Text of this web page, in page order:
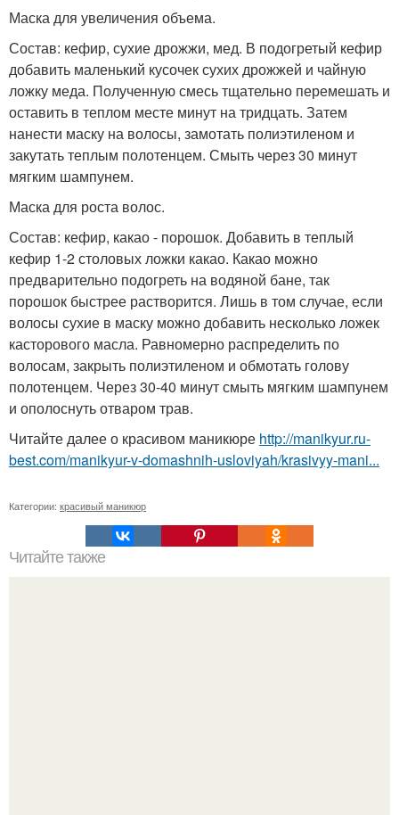
Маска для увеличения объема.
Состав: кефир, сухие дрожжи, мед. В подогретый кефир
добавить маленький кусочек сухих дрожжей и чайную
ложку меда. Полученную смесь тщательно перемешать и
оставить в теплом месте минут на тридцать. Затем
нанести маску на волосы, замотать полиэтиленом и
закутать теплым полотенцем. Смыть через 30 минут
мягким шампунем.
Маска для роста волос.
Состав: кефир, какао - порошок. Добавить в теплый
кефир 1-2 столовых ложки какао. Какао можно
предварительно подогреть на водяной бане, так
порошок быстрее растворится. Лишь в том случае, если
волосы сухие в маску можно добавить несколько ложек
касторового масла. Равномерно распределить по
волосам, закрыть полиэтиленом и обмотать голову
полотенцем. Через 30-40 минут смыть мягким шампунем
и ополоснуть отваром трав.
Читайте далее о красивом маникюре http://manikyur.ru-
best.com/manikyur-v-domashnih-usloviyah/krasivyy-mani...
Категории: красивый маникюр
Читайте также